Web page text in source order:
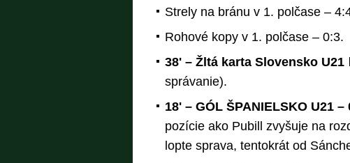
Strely na bránu v 1. polčase –
Rohové kopy v 1. polčase – 0:3.
38' – Žltá karta Slovensko U21
správanie).
18' – GÓL ŠPANIELSKO U21 –
pozície ako Pubill zvyšuje na
lopte sprava, tentokrát od